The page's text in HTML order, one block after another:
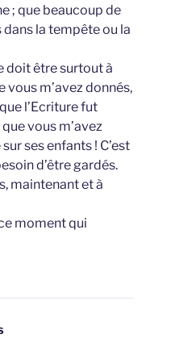
; que beaucoup de
dans la tempête ou la
doit être surtout à
vous m’avez donnés,
l’Ecriture fut
vous m’avez
ses enfants ! C’est
d’être gardés.
maintenant et à
moment qui